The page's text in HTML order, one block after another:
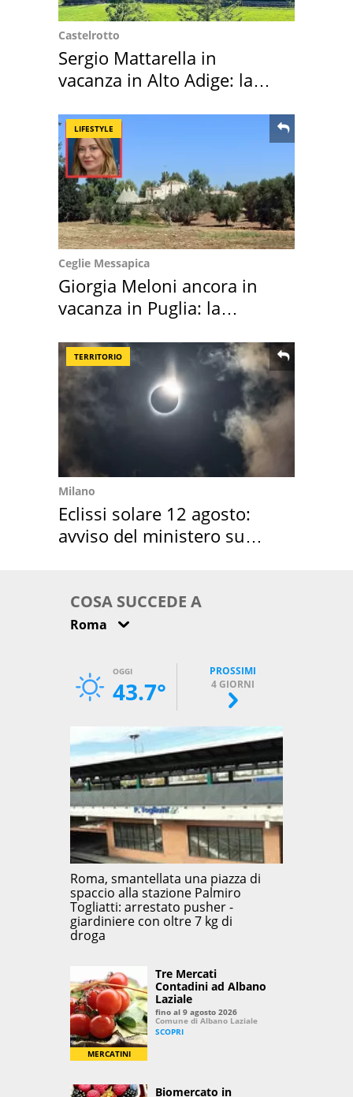
Castelrotto
Sergio Mattarella in
vacanza in Alto Adige: la
LIFESTYLE
Ceglie Messapica
Giorgia Meloni ancora in
vacanza in Puglia: la
TERRITORIO
Milano
Eclissi solare 12 agosto:
avviso del ministero su